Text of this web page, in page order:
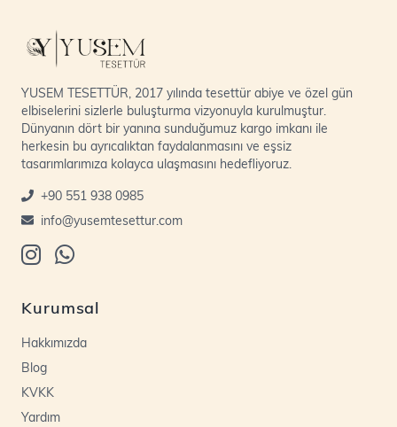
YUSEM TESETTÜR, 2017 yılında tesettür abiye ve özel gün
elbiselerini sizlerle buluşturma vizyonuyla kurulmuştur.
Dünyanın dört bir yanına sunduğumuz kargo imkanı ile
herkesin bu ayrıcalıktan faydalanmasını ve eşsiz
tasarımlarımıza kolayca ulaşmasını hedefliyoruz.
+90 551 938 0985
info@yusemtesettur.com
Kurumsal
Hakkımızda
Blog
KVKK
Yardım